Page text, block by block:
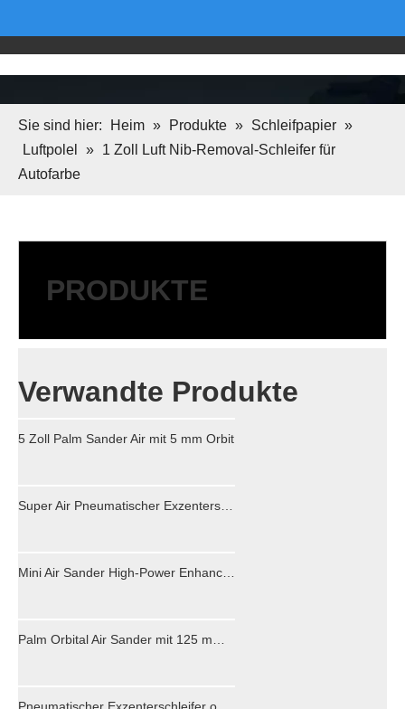
Sie sind hier: Heim » Produkte » Schleifpapier »
Luftpolel
» 1 Zoll Luft Nib-Removal-Schleifer für
Autofarbe
PRODUKTE
Verwandte Produkte
5 Zoll Palm Sander Air mit 5 mm Orbit